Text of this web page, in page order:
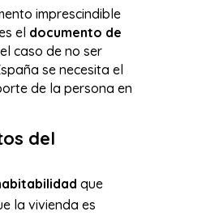
imprescindible
el documento de
caso de no ser
se necesita el
de la persona en
del
que
la vivienda es